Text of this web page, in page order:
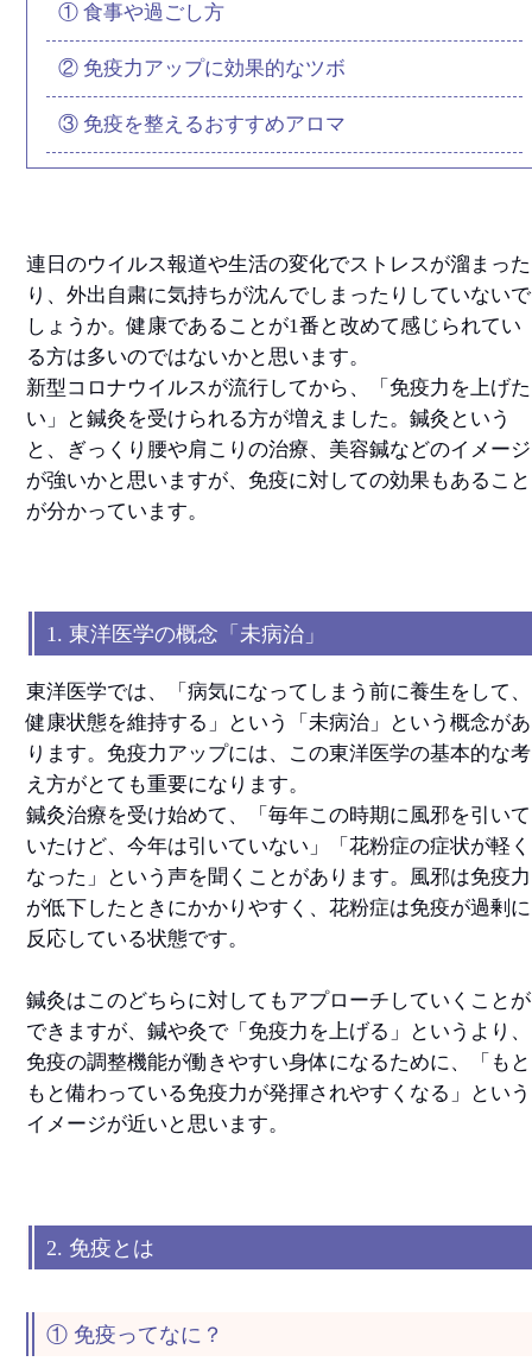
① 食事や過ごし方
② 免疫力アップに効果的なツボ
③ 免疫を整えるおすすめアロマ
連日のウイルス報道や生活の変化でストレスが溜まった
り、外出自粛に気持ちが沈んでしまったりしていないで
しょうか。健康であることが1番と改めて感じられてい
る方は多いのではないかと思います。
新型コロナウイルスが流行してから、「免疫力を上げた
い」と鍼灸を受けられる方が増えました。鍼灸という
と、ぎっくり腰や肩こりの治療、美容鍼などのイメージ
が強いかと思いますが、免疫に対しての効果もあること
が分かっています。
1. 東洋医学の概念「未病治」
東洋医学では、「病気になってしまう前に養生をして、
健康状態を維持する」という「未病治」という概念があ
ります。免疫力アップには、この東洋医学の基本的な考
え方がとても重要になります。
鍼灸治療を受け始めて、「毎年この時期に風邪を引いて
いたけど、今年は引いていない」「花粉症の症状が軽く
なった」という声を聞くことがあります。風邪は免疫力
が低下したときにかかりやすく、花粉症は免疫が過剰に
反応している状態です。
鍼灸はこのどちらに対してもアプローチしていくことが
できますが、鍼や灸で「免疫力を上げる」というより、
免疫の調整機能が働きやすい身体になるために、「もと
もと備わっている免疫力が発揮されやすくなる」という
イメージが近いと思います。
2. 免疫とは
① 免疫ってなに？